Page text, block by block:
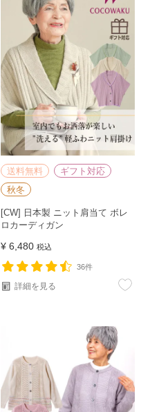
送料無料
ギフト対応
秋冬
[CW] 日本製 ニット肩当て ボレ
ロカーディガン
¥ 6,480 税込
36件
詳細を見る